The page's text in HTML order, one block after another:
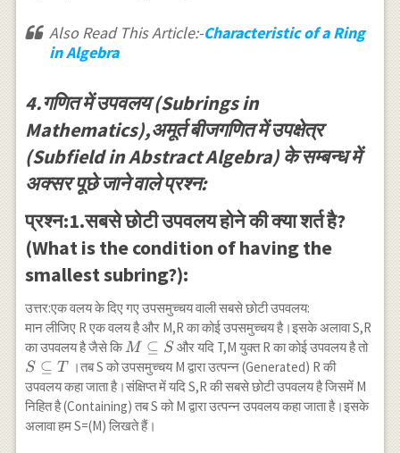
Also Read This Article:-Characteristic of a Ring
in Algebra
4.गणित में उपवलय (Subrings in
Mathematics),अमूर्त बीजगणित में उपक्षेत्र
(Subfield in Abstract Algebra) के सम्बन्ध में
अक्सर पूछे जाने वाले प्रश्न:
प्रश्न:1.सबसे छोटी उपवलय होने की क्या शर्त है?
(What is the condition of having the
smallest subring?):
उत्तर:एक वलय के दिए गए उपसमुच्चय वाली सबसे छोटी उपवलय:
मान लीजिए R एक वलय है और M,R का कोई उपसमुच्चय है।इसके अलावा S,R
का उपवलय है जैसे किM
\subseteq
S
M ⊆ Sऔर यदि T,M युक्त R का कोई उपवलय है तोS
S ⊆ T
।तब S को उपसमुच्चय M द्वारा उत्पन्न (Generated) R की
उपवलय कहा जाता है।संक्षिप्त में यदि S,R की सबसे छोटी उपवलय है जिसमें M
निहित है (Containing) तब S को M द्वारा उत्पन्न उपवलय कहा जाता है।इसके
अलावा हम S=(M) लिखते हैं।